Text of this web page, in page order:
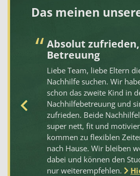
Das meinen
Absolut
Betreuung
Liebe Team, liebe Eltern
Nachhilfe suchen. Wir
schon das zweite Kind in
Nachhilfebetreuung und
zufrieden. Beide
super nett, fit und
kommen zu flexiblen
nach Hause. Wir bleiben
dabei und können den
nur weiterempfehlen.